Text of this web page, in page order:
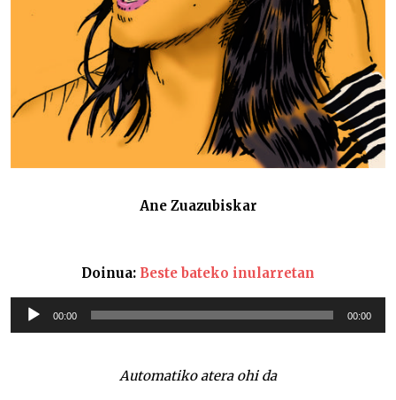
Ane Zuazubiskar
Doinua: Beste bateko inularretan
Soinu
erreproduzigailua
00:00 00:00
Automatiko atera ohi da